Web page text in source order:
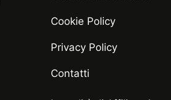
Cookie Policy
Privacy Policy
Contatti